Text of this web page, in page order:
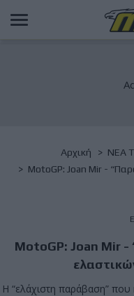
Παράκαμψη
προς
Αρχική NΕΑ
MotoGP: Joan Mir -
MotoGP: Joan Mir -
Η “ελάχιστη παράβαση”